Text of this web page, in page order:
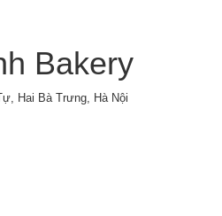
Bakery
Hai Bà Trưng, Hà Nội